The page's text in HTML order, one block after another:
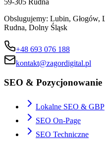
59-305 Rudna
Obslugujemy: Lubin, Głogów,
Rudna, Dolny Śląsk
+48 693 076 188
kontakt@zagordigital.pl
SEO & Pozycjonowanie
Lokalne SEO & GBP
SEO On-Page
SEO Techniczne